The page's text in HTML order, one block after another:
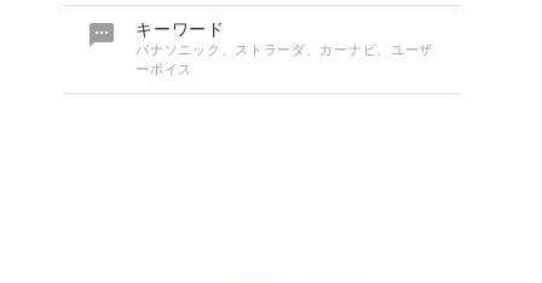
 キーワード
パナソニック、ストラーダ、カーナビ、ユーザ
ーボイス